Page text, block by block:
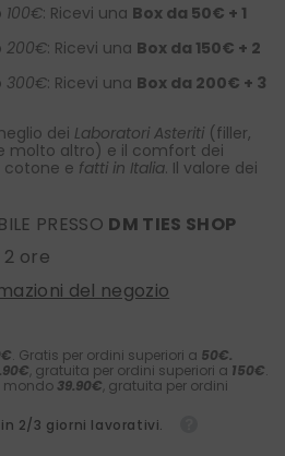
100€: Ricevi una Box da 50€ + 1
200€: Ricevi una Box da 150€ + 2
300€: Ricevi una Box da 200€ + 3
dei Laboratori Asteriti (filler,
molto altro) e il comfort dei
cotone e fatti in Italia. Il valore dei
PRESSO DM TIES SHOP
ore
del negozio
. Gratis per ordini superiori a 50€.
, gratuita per ordini superiori a 150€.
mondo 39.90€, gratuita per ordini
2/3 giorni lavorativi.